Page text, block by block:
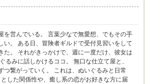
営んでいる。 言葉少なで無愛想、でもその手
。 ある日、冒険者ギルドで受付見習いをして
。 それがきっかけで、週に一度だけ、彼女は
みに話しかけるココ。 無口な仕立て屋と、
繋がっていく。 これは、ぬいぐるみと日常
した関係性や、癒し系の恋がお好きな方に届